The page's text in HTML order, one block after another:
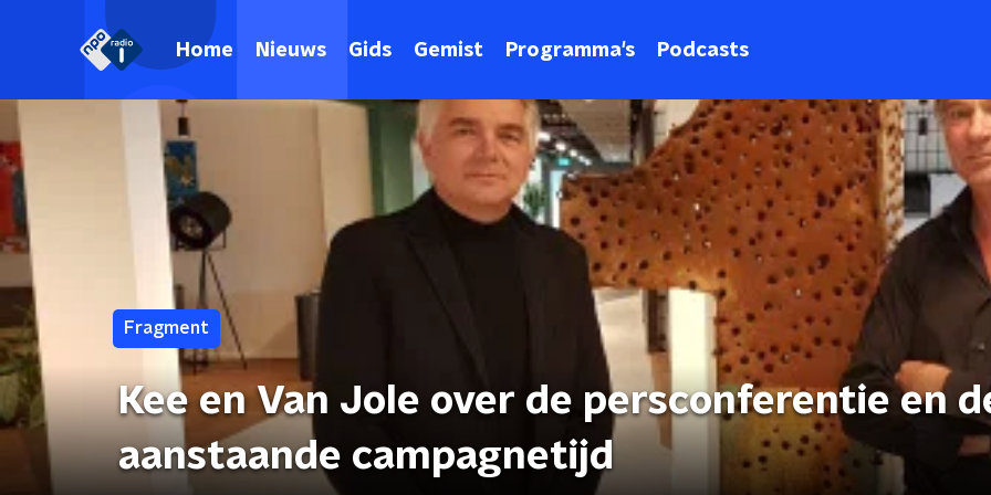
Home Nieuws Gids Gemist Programma's Podcasts
Fragment
Kee en Van Jole over de persconferentie en
aanstaande campagnetijd